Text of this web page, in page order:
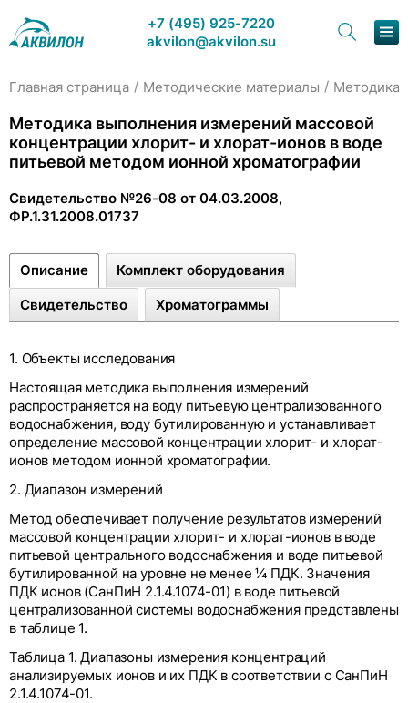
+7 (495) 925-7220
akvilon@akvilon.su
Главная страница / Методические материалы / Методика
Методика выполнения измерений массовой
концентрации хлорит- и хлорат-ионов в воде
питьевой методом ионной хроматографии
Свидетельство №26-08 от 04.03.2008,
ФР.1.31.2008.01737
Описание Комплект оборудования
Свидетельство Хроматограммы
1. Объекты исследования
Настоящая методика выполнения измерений
распространяется на воду питьевую централизованного
водоснабжения, воду бутилированную и устанавливает
определение массовой концентрации хлорит- и хлорат-
ионов методом ионной хроматографии.
2. Диапазон измерений
Метод обеспечивает получение результатов измерений
массовой концентрации хлорит- и хлорат-ионов в воде
питьевой центрального водоснабжения и воде питьевой
бутилированной на уровне не менее ¼ ПДК. Значения
ПДК ионов (СанПиН 2.1.4.1074-01) в воде питьевой
централизованной системы водоснабжения представлены
в таблице 1.
Таблица 1. Диапазоны измерения концентраций
анализируемых ионов и их ПДК в соответствии с СанПиН
2.1.4.1074-01.